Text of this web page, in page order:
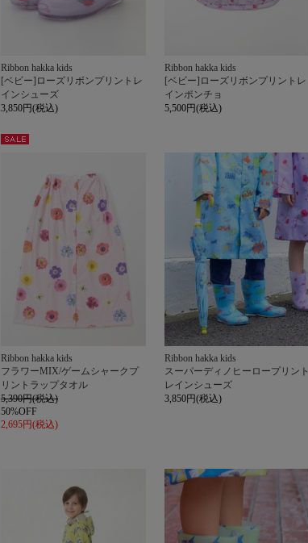
Ribbon hakka kids
[ベビー]ローズリボンプリントレ
インシューズ
3,850円(税込)
Ribbon hakka kids
[ベビー]ローズリボンプリントレ
インポンチョ
5,500円(税込)
Ribbon hakka kids
フラワーMIX/ゲームシャークプ
リントラップタオル
5,390円(税込)
50%OFF
2,695円(税込)
Ribbon hakka kids
スーパーディノヒーロープリント
レインシューズ
3,850円(税込)